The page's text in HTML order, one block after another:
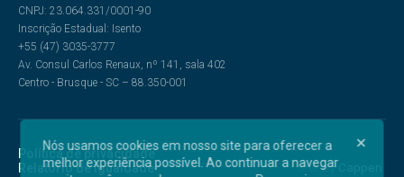
CNPJ: 23.064.331/0001-90
Inscrição Estadual: Isento
+55 (47) 3035-3777
Av. Consul Carlos Renaux, nº 141, sala 402
Centro - Brusque - SC – 88.350-001
Política de privacidade
Relatório de Igualdade
Nós usamos cookies em nosso site para oferecer a
melhor experiência possível. Ao continuar a navegar